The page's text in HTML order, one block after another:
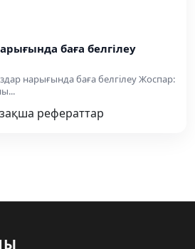
баға белгілеу
нарығында баға белгілеу Жоспар:
рефераттар